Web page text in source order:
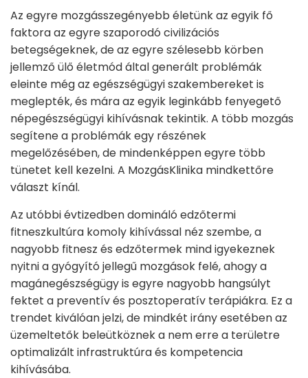
Az egyre mozgásszegényebb életünk az egyik fő
faktora az egyre szaporodó civilizációs
betegségeknek, de az egyre szélesebb körben
jellemző ülő életmód által generált problémák
eleinte még az egészségügyi szakembereket is
meglepték, és mára az egyik leginkább fenyegető
népegészségügyi kihívásnak tekintik. A több mozgás
segítene a problémák egy részének
megelőzésében, de mindenképpen egyre több
tünetet kell kezelni. A MozgásKlinika mindkettőre
választ kínál.
Az utóbbi évtizedben domináló edzőtermi
fitneszkultúra komoly kihívással néz szembe, a
nagyobb fitnesz és edzőtermek mind igyekeznek
nyitni a gyógyító jellegű mozgások felé, ahogy a
magánegészségügy is egyre nagyobb hangsúlyt
fektet a preventív és posztoperatív terápiákra. Ez a
trendet kiválóan jelzi, de mindkét irány esetében az
üzemeltetők beleütköznek a nem erre a területre
optimalizált infrastruktúra és kompetencia
kihívásába.